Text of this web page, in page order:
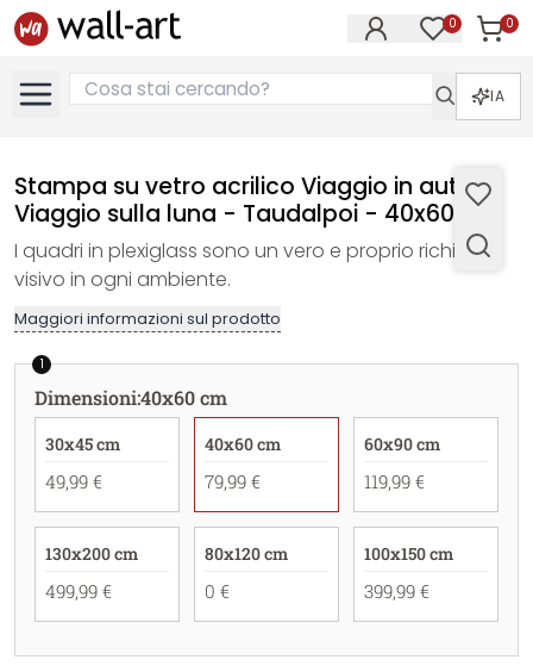
0 0
IA
Stampa su vetro acrilico Viaggio in auto -
Viaggio sulla luna - Taudalpoi - 40x60 cm
I quadri in plexiglass sono un vero e proprio richiamo
visivo in ogni ambiente.
Maggiori informazioni sul prodotto
1
Dimensioni:40x60 cm
30x45 cm
49,99 €
40x60 cm
79,99 €
60x90 cm
119,99 €
130x200 cm
499,99 €
80x120 cm
0 €
100x150 cm
399,99 €